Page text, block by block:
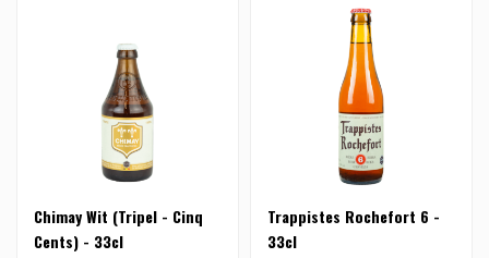
Chimay Wit (Tripel - Cinq
Cents) - 33cl
Trappistes Rochefort 6 -
33cl